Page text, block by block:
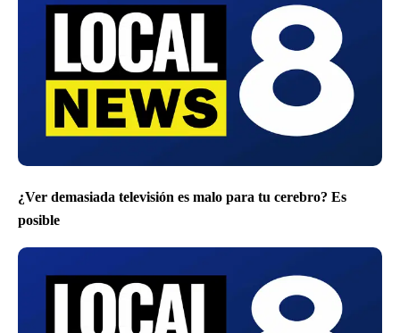
¿Ver demasiada televisión es malo para tu cerebro? Es
posible